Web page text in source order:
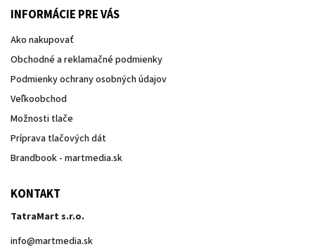
INFORMÁCIE PRE VÁS
Ako nakupovať
Obchodné a reklamačné podmienky
Podmienky ochrany osobných údajov
Veľkoobchod
Možnosti tlače
Príprava tlačových dát
Brandbook - martmedia.sk
KONTAKT
TatraMart s.r.o.
info@martmedia.sk